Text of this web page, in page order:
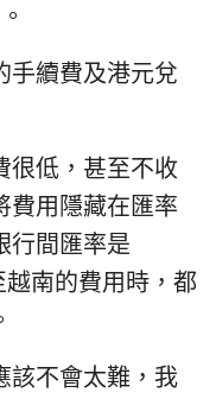
手續費及港元兌
很低，甚至不收
費用隱藏在匯率
行間匯率是
南的費用時，都
該不會太難，我